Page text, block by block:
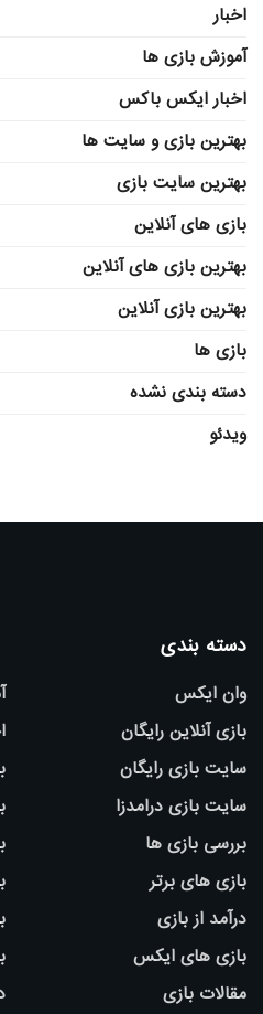
اخبار
آموزش بازی ها
اخبار ایکس باکس
بهترین بازی و سایت ها
بهترین سایت بازی
بازی های آنلاین
بهترین بازی های آنلاین
بهترین بازی آنلاین
بازی ها
دسته بندی نشده
ویدئو
دسته بندی
وان ایکس
بازی آنلاین رایگان
سایت بازی رایگان
سایت بازی درامدزا
بررسی بازی ها
بازی های برتر
درآمد از بازی
بازی های ایکس
مقالات بازی